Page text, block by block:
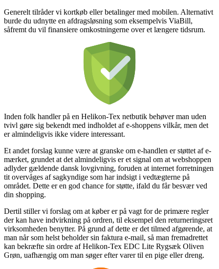
Generelt tilråder vi kortkøb eller betalinger med mobilen. Alternativt
burde du udnytte en afdragsløsning som eksempelvis ViaBill,
såfremt du vil finansiere omkostningerne over et længere tidsrum.
Inden folk handler på en Helikon-Tex netbutik behøver man uden
tvivl gøre sig bekendt med indholdet af e-shoppens vilkår, men det
er almindeligvis ikke videre interessant.
Et andet forslag kunne være at granske om e-handlen er støttet af e-
mærket, grundet at det almindeligvis er et signal om at webshoppen
adlyder gældende dansk lovgivning, foruden at internet forretningen
tit overvåges af sagkyndige som har indsigt i vedtægterne på
området. Dette er en god chance for støtte, ifald du får besvær ved
din shopping.
Dertil stiller vi forslag om at køber er på vagt for de primære regler
der kan have indvirkning på ordren, til eksempel den returneringsret
virksomheden benytter. På grund af dette er det tilmed afgørende, at
man når som helst beholder sin faktura e-mail, så man fremadrettet
kan bekræfte sin ordre af Helikon-Tex EDC Lite Rygsæk Oliven
Grøn, uafhængig om man søger efter varer til en pige eller dreng.